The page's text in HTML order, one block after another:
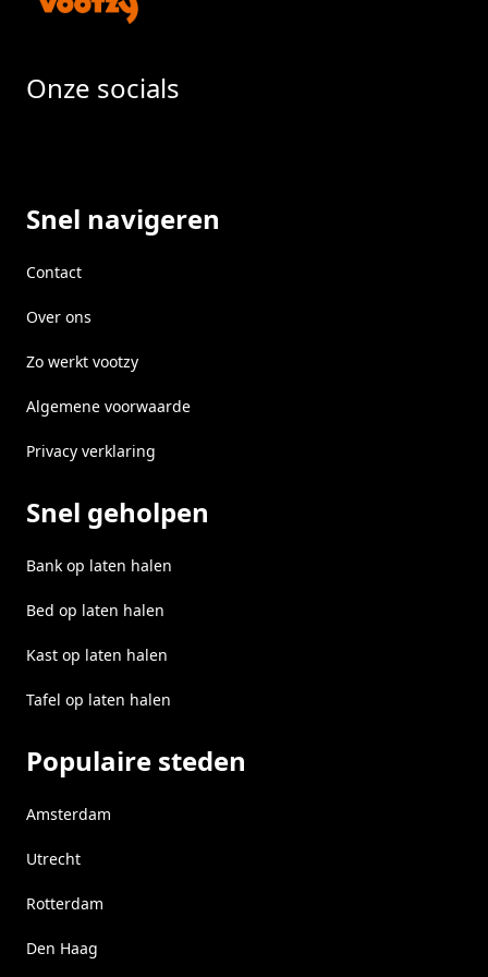
Onze socials
Snel navigeren
Contact
Over ons
Zo werkt vootzy
Algemene voorwaarde
Privacy verklaring
Snel geholpen
Bank op laten halen
Bed op laten halen
Kast op laten halen
Tafel op laten halen
Populaire steden
Amsterdam
Utrecht
Rotterdam
Den Haag